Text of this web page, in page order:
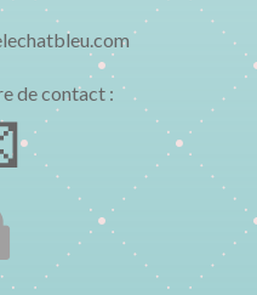
de contact :